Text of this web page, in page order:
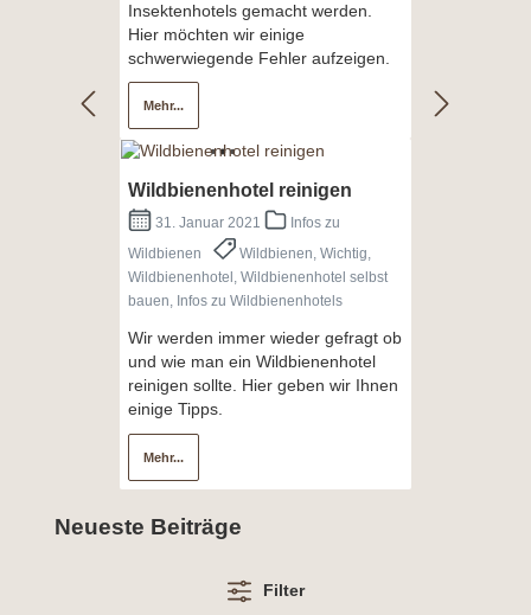
Insektenhotels gemacht werden.
Hier möchten wir einige
schwerwiegende Fehler aufzeigen.
Mehr...
Wildbienenhotel reinigen
31. Januar 2021
Infos zu
Wildbienen
Wildbienen, Wichtig,
Wildbienenhotel, Wildbienenhotel selbst
bauen, Infos zu Wildbienenhotels
Wir werden immer wieder gefragt ob
und wie man ein Wildbienenhotel
reinigen sollte. Hier geben wir Ihnen
einige Tipps.
Mehr...
Neueste Beiträge
Filter